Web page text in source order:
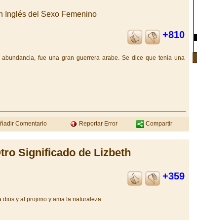
Inglés del Sexo Femenino
+810
fue una gran guerrera arabe. Se dice que tenia una
Comentario Reportar Error Compartir
Significado de Lizbeth
+359
y al projimo y ama la naturaleza.